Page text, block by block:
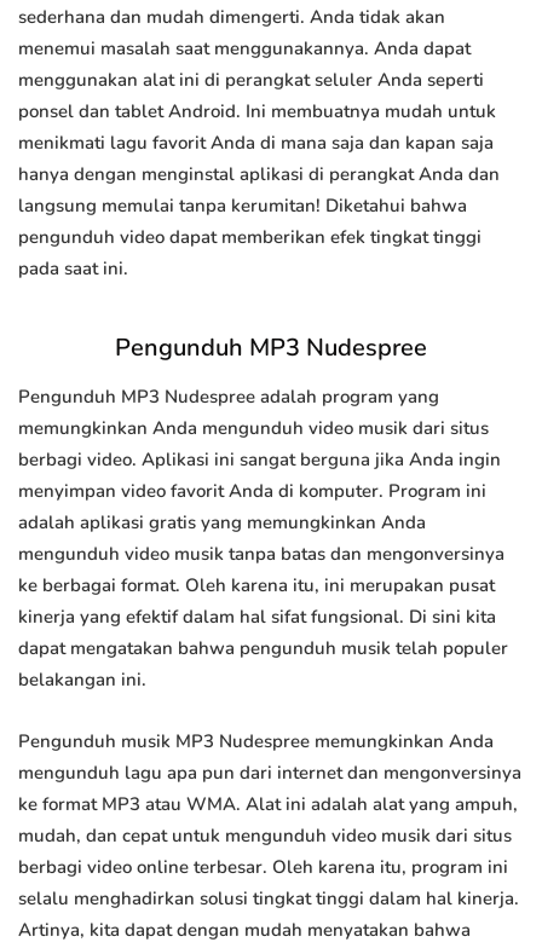
sederhana dan mudah dimengerti. Anda tidak akan
menemui masalah saat menggunakannya. Anda dapat
menggunakan alat ini di perangkat seluler Anda seperti
ponsel dan tablet Android. Ini membuatnya mudah untuk
menikmati lagu favorit Anda di mana saja dan kapan saja
hanya dengan menginstal aplikasi di perangkat Anda dan
langsung memulai tanpa kerumitan! Diketahui bahwa
pengunduh video dapat memberikan efek tingkat tinggi
pada saat ini.
Pengunduh MP3 Nudespree
Pengunduh MP3 Nudespree adalah program yang
memungkinkan Anda mengunduh video musik dari situs
berbagi video. Aplikasi ini sangat berguna jika Anda ingin
menyimpan video favorit Anda di komputer. Program ini
adalah aplikasi gratis yang memungkinkan Anda
mengunduh video musik tanpa batas dan mengonversinya
ke berbagai format. Oleh karena itu, ini merupakan pusat
kinerja yang efektif dalam hal sifat fungsional. Di sini kita
dapat mengatakan bahwa pengunduh musik telah populer
belakangan ini.
Pengunduh musik MP3 Nudespree memungkinkan Anda
mengunduh lagu apa pun dari internet dan mengonversinya
ke format MP3 atau WMA. Alat ini adalah alat yang ampuh,
mudah, dan cepat untuk mengunduh video musik dari situs
berbagi video online terbesar. Oleh karena itu, program ini
selalu menghadirkan solusi tingkat tinggi dalam hal kinerja.
Artinya, kita dapat dengan mudah menyatakan bahwa